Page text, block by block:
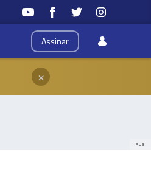
Assinar
×
PUB